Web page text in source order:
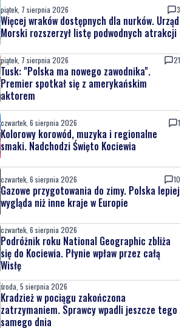
piątek, 7 sierpnia 2026 3
Więcej wraków dostępnych dla nurków. Urząd
Morski rozszerzył listę podwodnych atrakcji
piątek, 7 sierpnia 2026 21
Tusk: "Polska ma nowego zawodnika".
Premier spotkał się z amerykańskim
aktorem
czwartek, 6 sierpnia 2026 1
Kolorowy korowód, muzyka i regionalne
smaki. Nadchodzi Święto Kociewia
czwartek, 6 sierpnia 2026 10
Gazowe przygotowania do zimy. Polska lepiej
wygląda niż inne kraje w Europie
czwartek, 6 sierpnia 2026
Podróżnik roku National Geographic zbliża
się do Kociewia. Płynie wpław przez całą
Wisłę
środa, 5 sierpnia 2026
Kradzież w pociągu zakończona
zatrzymaniem. Sprawcy wpadli jeszcze tego
samego dnia